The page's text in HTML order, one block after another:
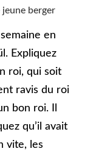
jeune berger
en
Expliquez
roi, qui soit
ravis du roi
bon roi. Il
qu’il avait
vite, les